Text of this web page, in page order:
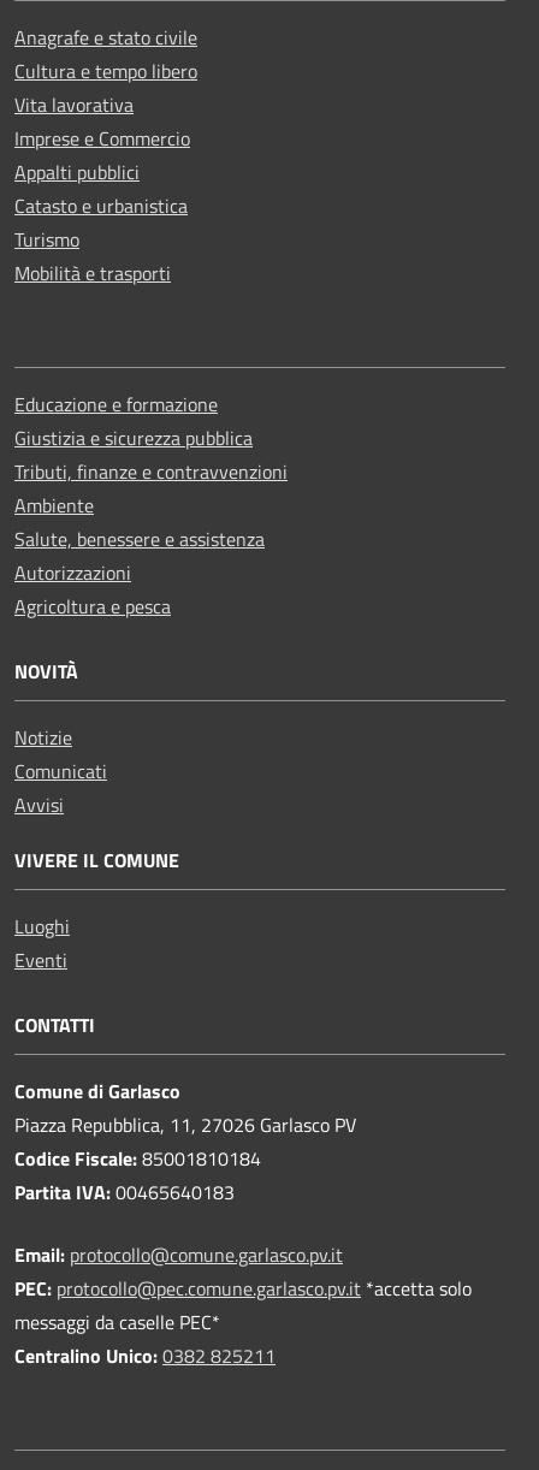
Anagrafe e stato civile
Cultura e tempo libero
Vita lavorativa
Imprese e Commercio
Appalti pubblici
Catasto e urbanistica
Turismo
Mobilità e trasporti
Educazione e formazione
Giustizia e sicurezza pubblica
Tributi, finanze e contravvenzioni
Ambiente
Salute, benessere e assistenza
Autorizzazioni
Agricoltura e pesca
NOVITÀ
Notizie
Comunicati
Avvisi
VIVERE IL COMUNE
Luoghi
Eventi
CONTATTI
Comune di Garlasco
Piazza Repubblica, 11, 27026 Garlasco PV
Codice Fiscale:85001810184
Partita IVA:00465640183
Email: protocollo@comune.garlasco.pv.it
PEC: protocollo@pec.comune.garlasco.pv.it *accetta solo
messaggi da caselle PEC*
Centralino Unico:0382 825211